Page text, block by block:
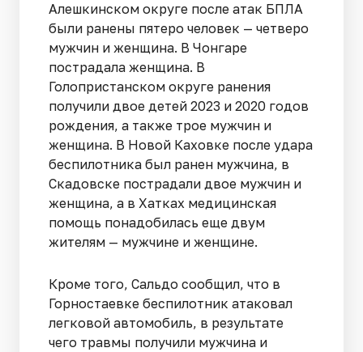
Алешкинском округе после атак БПЛА
были ранены пятеро человек — четверо
мужчин и женщина. В Чонгаре
пострадала женщина. В
Голопристанском округе ранения
получили двое детей 2023 и 2020 годов
рождения, а также трое мужчин и
женщина. В Новой Каховке после удара
беспилотника был ранен мужчина, в
Скадовске пострадали двое мужчин и
женщина, а в Хатках медицинская
помощь понадобилась еще двум
жителям — мужчине и женщине.
Кроме того, Сальдо сообщил, что в
Горностаевке беспилотник атаковал
легковой автомобиль, в результате
чего травмы получили мужчина и